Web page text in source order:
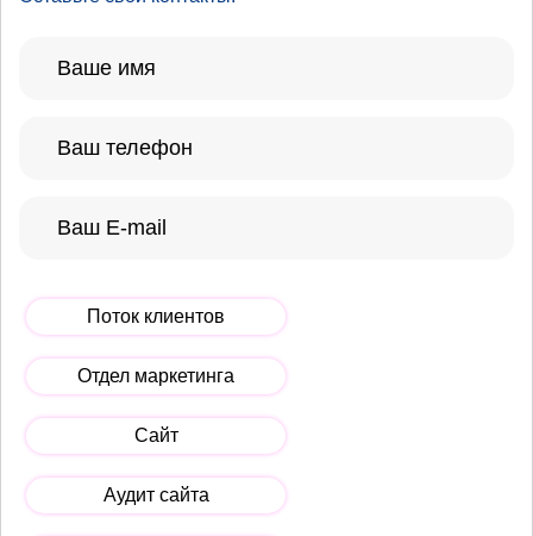
Поток клиентов
Отдел маркетинга
Сайт
Аудит сайта